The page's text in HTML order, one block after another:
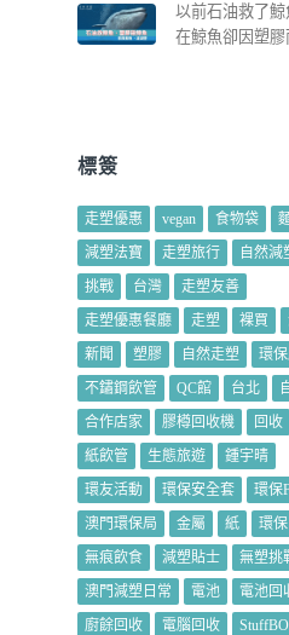
以前石油救了鯨
在鯨魚卻因塑膠
標簽
走塑優惠 vegan 食物袋
減塑法寶
走塑旅行
自然減
挑戰
台灣
走塑友善
走塑優惠餐廳
走塑 裸買
新聞
塑膠 自然走塑
環
不鏽鋼飲管
QC館 台北
合作店家
膠樽回收機 回收
紙飲管
生態旅遊
鍾宇晴
環友活動
環保安全套
環保
澳門環保局
金屬 紙 環保
無痕飲食
減塑貼士
無塑挑
澳門減塑日常
電池
電池回
廚餘回收
電腦回收